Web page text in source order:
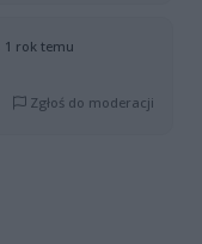
1 rok temu
Zgłoś do moderacji